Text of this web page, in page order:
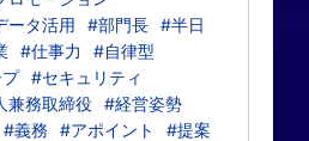
ータ活用 #部門長 #半日
#仕事力
#自律型
#セキュリティ
兼務取締役 #経営姿勢
#義務 #アポイント
#提案